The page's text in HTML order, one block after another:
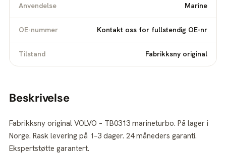
Anvendelse Marine
OE-nummer Kontakt oss for fullstendig OE-nr
Tilstand Fabrikksny original
Beskrivelse
Fabrikksny original VOLVO – TB0313 marineturbo. På lager i
Norge. Rask levering på 1–3 dager. 24 måneders garanti.
Ekspertstøtte garantert.